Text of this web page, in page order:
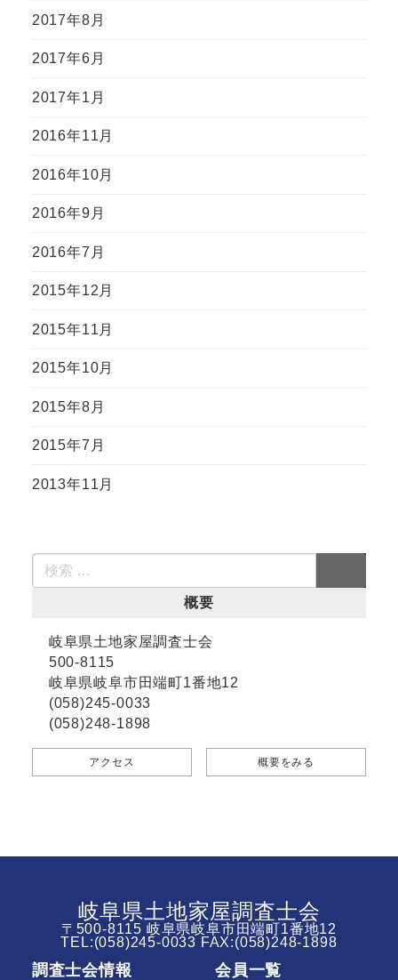
2017年8月
2017年6月
2017年1月
2016年11月
2016年10月
2016年9月
2016年7月
2015年12月
2015年11月
2015年10月
2015年8月
2015年7月
2013年11月
概要
岐阜県土地家屋調査士会
500-8115
岐阜県岐阜市田端町1番地12
(058)245-0033
(058)248-1898
アクセス 概要をみる
岐阜県土地家屋調査士会
〒500-8115 岐阜県岐阜市田端町1番地12
TEL:(058)245-0033 FAX:(058)248-1898
調査士会情報 会員一覧